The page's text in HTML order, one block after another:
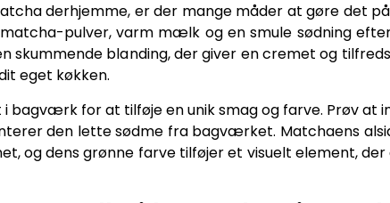
derhjemme, er der mange måder at gøre det
pulver, varm mælk og en smule sødning
skummende blanding, der giver en cremet og
eget køkken.
bagværk for at tilføje en unik smag og farve. Prøv at
den lette sødme fra bagværket. Matchaens
og dens grønne farve tilføjer et visuelt element,